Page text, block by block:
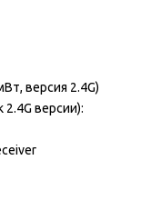
версия 2.4G)
версии):